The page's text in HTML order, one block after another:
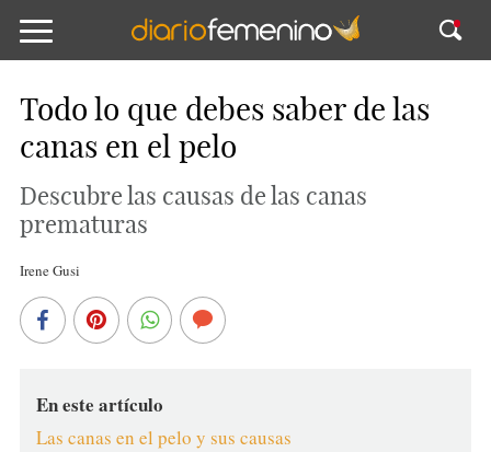
Todo lo que debes saber de las
canas en el pelo
Descubre las causas de las canas
prematuras
Irene Gusi
En este artículo
Las canas en el pelo y sus causas